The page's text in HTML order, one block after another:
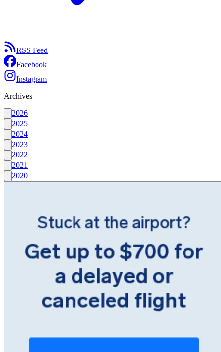
RSS Feed
Facebook
Instagram
Archives
2026
2025
2024
2023
2022
2021
2020